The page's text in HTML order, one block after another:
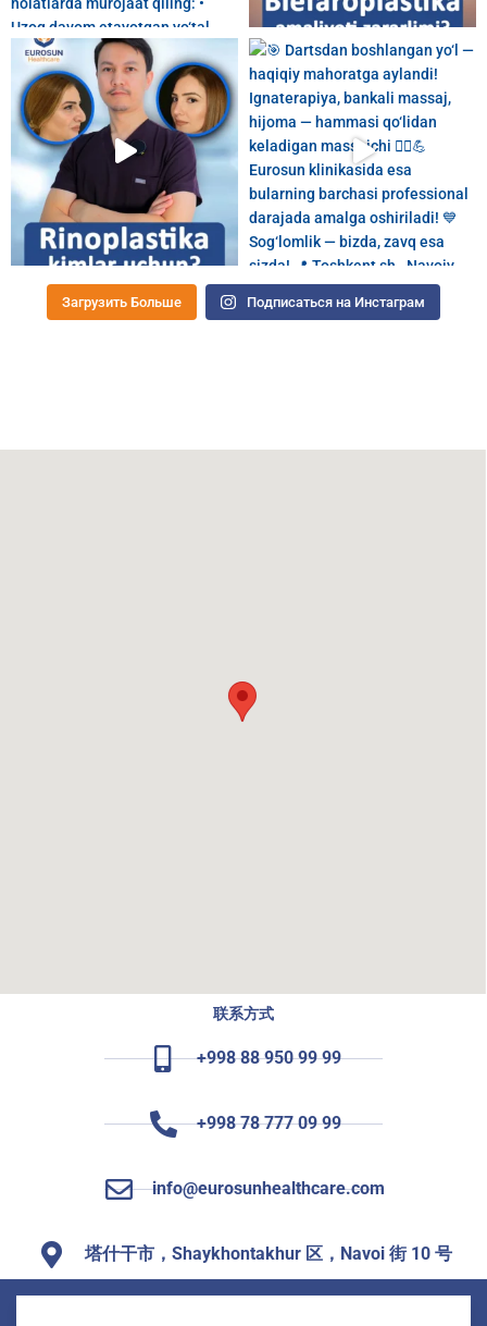
Загрузить Больше Подписаться на Инстаграм
联系方式
+998 88 950 99 99
+998 78 777 09 99
info@eurosunhealthcare.com
塔什干市，Shaykhontakhur 区，Navoi 街 10 号